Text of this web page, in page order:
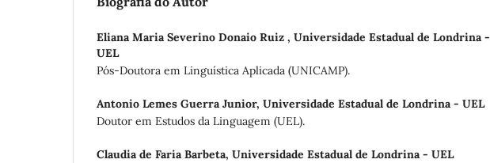
Eliana Maria Severino Donaio Ruiz , Universidade Estadual de Londrina -
UEL
Pós-Doutora em Linguística Aplicada (UNICAMP).
Antonio Lemes Guerra Junior, Universidade Estadual de Londrina - UEL
Doutor em Estudos da Linguagem (UEL).
Claudia de Faria Barbeta, Universidade Estadual de Londrina - UEL